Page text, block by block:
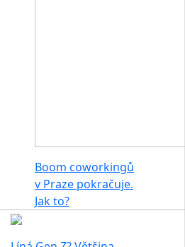
Boom coworkingů
v Praze pokračuje.
Jak to?